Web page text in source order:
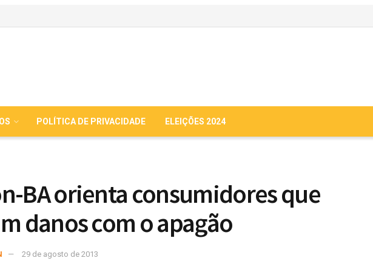
POLÍTICA DE PRIVACIDADE ELEIÇÕES 2024
BA orienta consumidores que
danos com o apagão
29 de agosto de 2013